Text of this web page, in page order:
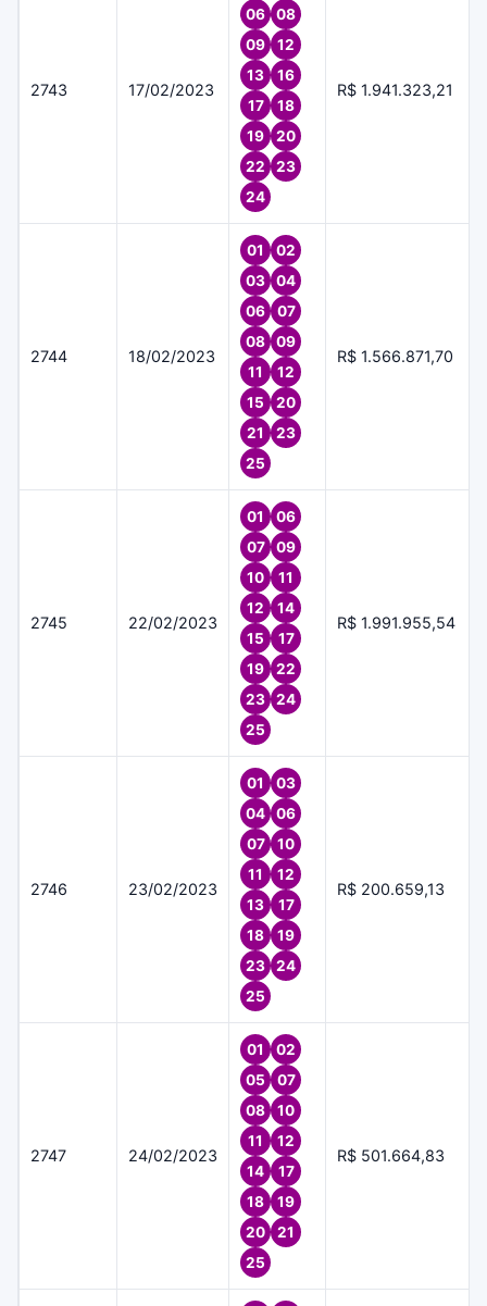
2743 17/02/2023
06
08
09
12
13
16
17
18
19
20
22
23
24
R$ 1.941.323,21
2744 18/02/2023
01
02
03
04
06
07
08
09
11
12
15
20
21
23
25
R$ 1.566.871,70
2745 22/02/2023
01
06
07
09
10
11
12
14
15
17
19
22
23
24
25
R$ 1.991.955,54
2746 23/02/2023
01
03
04
06
07
10
11
12
13
17
18
19
23
24
25
R$ 200.659,13
2747 24/02/2023
01
02
05
07
08
10
11
12
14
17
18
19
20
21
25
R$ 501.664,83